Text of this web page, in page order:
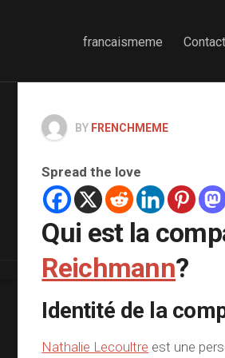
francaismeme Contact
BY FRENCHMEME
Spread the love
Qui est la
Reichmann?
Identité de la
Nathalie Lecoultre est une